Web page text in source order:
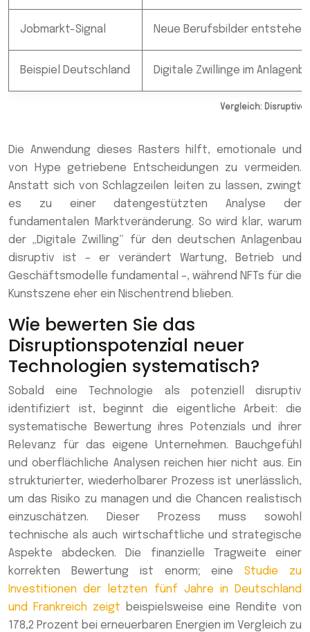
Vergleich: Disruptive
Jobmarkt-Signal Neue Berufsbilder entstehen
Beispiel Deutschland Digitale Zwillinge im
Die Anwendung dieses Rasters hilft, emotionale und
von Hype getriebene Entscheidungen zu vermeiden.
Anstatt sich von Schlagzeilen leiten zu lassen, zwingt
es zu einer datengestützten Analyse der
fundamentalen Marktveränderung. So wird klar, warum
der „Digitale Zwilling“ für den deutschen Anlagenbau
disruptiv ist – er verändert Wartung, Betrieb und
Geschäftsmodelle fundamental –, während NFTs für die
Kunstszene eher ein Nischentrend blieben.
Wie bewerten Sie das
Disruptionspotenzial neuer
Technologien systematisch?
Sobald eine Technologie als potenziell disruptiv
identifiziert ist, beginnt die eigentliche Arbeit: die
systematische Bewertung ihres Potenzials und ihrer
Relevanz für das eigene Unternehmen. Bauchgefühl
und oberflächliche Analysen reichen hier nicht aus. Ein
strukturierter, wiederholbarer Prozess ist unerlässlich,
um das Risiko zu managen und die Chancen realistisch
einzuschätzen. Dieser Prozess muss sowohl
technische als auch wirtschaftliche und strategische
Aspekte abdecken. Die finanzielle Tragweite einer
korrekten Bewertung ist enorm; eineStudie zu
Investitionen der letzten fünf Jahre in Deutschland
und Frankreich zeigt beispielsweise eine Rendite von
178,2 Prozent bei erneuerbaren Energien im Vergleich zu